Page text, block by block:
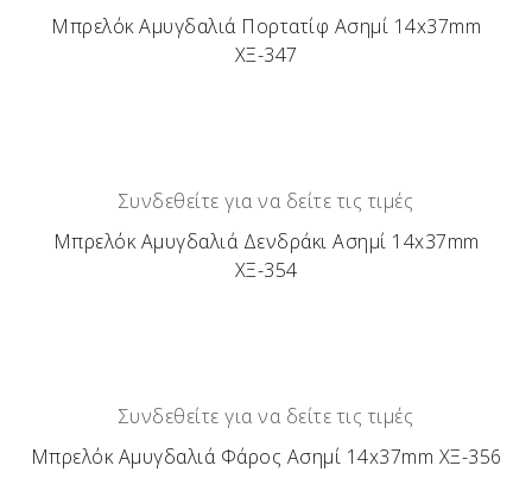
Μπρελόκ Αμυγδαλιά Πορτατίφ Ασημί 14x37mm
ΧΞ-347
Συνδεθείτε για να δείτε τις τιμές
Μπρελόκ Αμυγδαλιά Δενδράκι Ασημί 14x37mm
ΧΞ-354
Συνδεθείτε για να δείτε τις τιμές
Μπρελόκ Αμυγδαλιά Φάρος Ασημί 14x37mm ΧΞ-356